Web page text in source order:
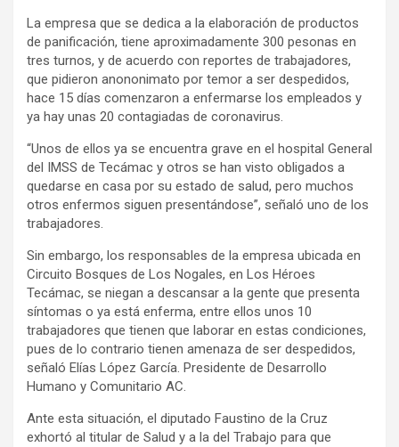
La empresa que se dedica a la elaboración de productos
de panificación, tiene aproximadamente 300 pesonas en
tres turnos, y de acuerdo con reportes de trabajadores,
que pidieron anononimato por temor a ser despedidos,
hace 15 días comenzaron a enfermarse los empleados y
ya hay unas 20 contagiadas de coronavirus.
“Unos de ellos ya se encuentra grave en el hospital General
del IMSS de Tecámac y otros se han visto obligados a
quedarse en casa por su estado de salud, pero muchos
otros enfermos siguen presentándose”, señaló uno de los
trabajadores.
Sin embargo, los responsables de la empresa ubicada en
Circuito Bosques de Los Nogales, en Los Héroes
Tecámac, se niegan a descansar a la gente que presenta
síntomas o ya está enferma, entre ellos unos 10
trabajadores que tienen que laborar en estas condiciones,
pues de lo contrario tienen amenaza de ser despedidos,
señaló Elías López García. Presidente de Desarrollo
Humano y Comunitario AC.
Ante esta situación, el diputado Faustino de la Cruz
exhortó al titular de Salud y a la del Trabajo para que